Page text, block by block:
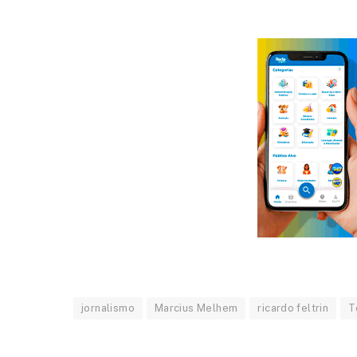
jornalismo Marcius Melhem ricardo feltrin